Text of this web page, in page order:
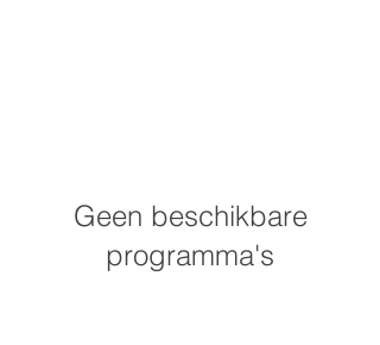
Geen beschikbare
programma's